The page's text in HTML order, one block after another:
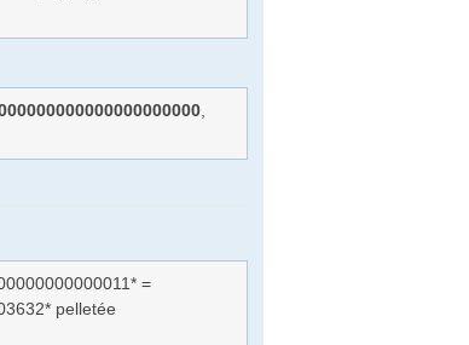
=
pelletée